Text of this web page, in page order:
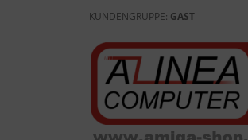
KUNDENGRUPPE: GAST